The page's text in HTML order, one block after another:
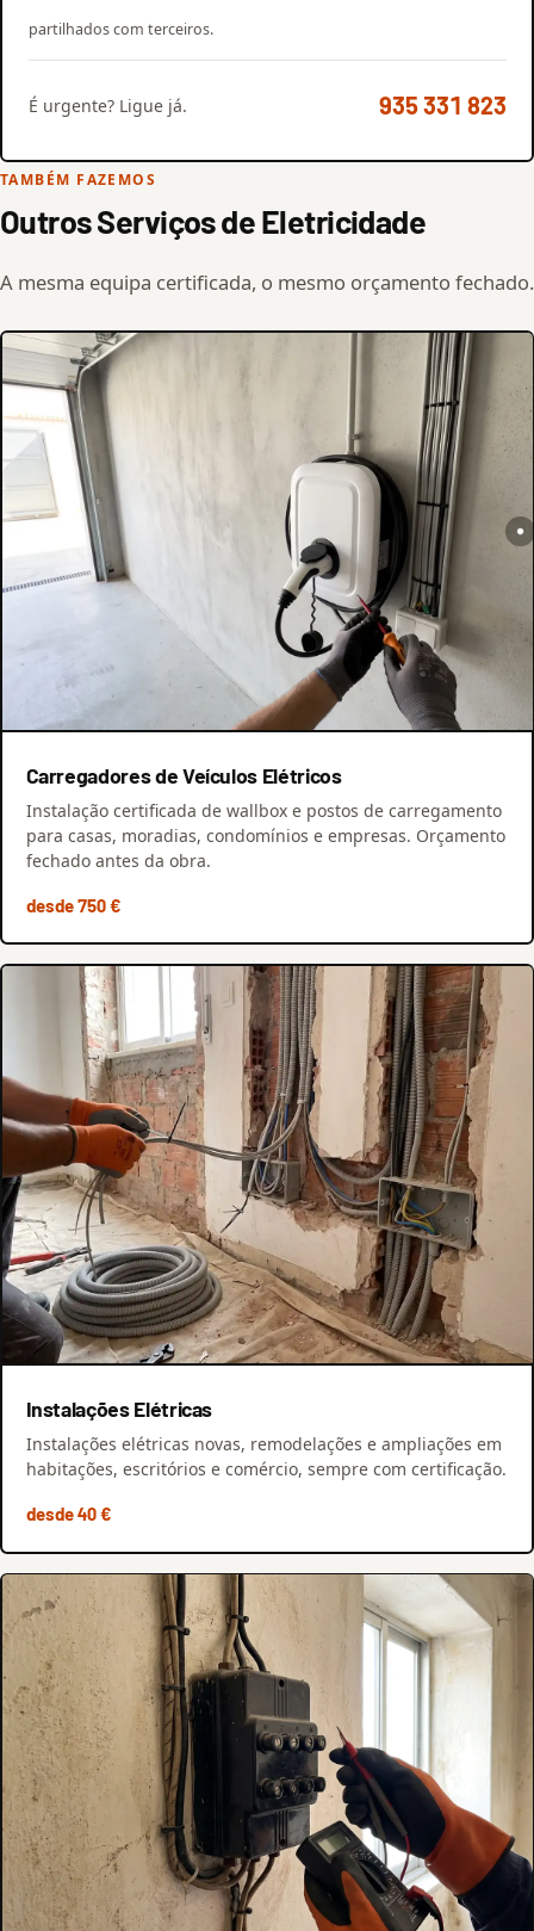
partilhados com terceiros.
É urgente? Ligue já. 935 331 823
TAMBÉM FAZEMOS
Outros Serviços de Eletricidade
A mesma equipa certificada, o mesmo orçamento fechado.
Carregadores de Veículos Elétricos
Instalação certificada de wallbox e postos de carregamento
para casas, moradias, condomínios e empresas. Orçamento
fechado antes da obra.
desde 750 €
Instalações Elétricas
Instalações elétricas novas, remodelações e ampliações em
habitações, escritórios e comércio, sempre com certificação.
desde 40 €